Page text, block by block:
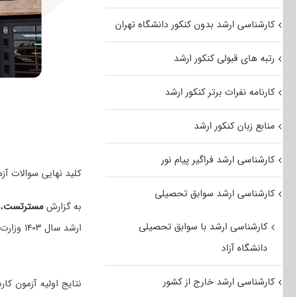
کلید نهایی سوالات آزمون
به گزارش مسترتست
ارشد سال ۱۴۰۳ وزارت بهداشت، در سایت مرکز سنجش آموزش پزشکی قرار گرفت.
نتایج اولیه آزمون
کارشناسی ارشد بدون کنکور دانشگاه تهران
رتبه های قبولی کنکور ارشد
کارنامه نفرات برتر کنکور ارشد
منابع زبان کنکور ارشد
کارشناسی ارشد فراگیر پیام نور
کارشناسی ارشد سوابق تحصیلی
کارشناسی ارشد با سوابق تحصیلی
دانشگاه آزاد
کارشناسی ارشد خارج از کشور